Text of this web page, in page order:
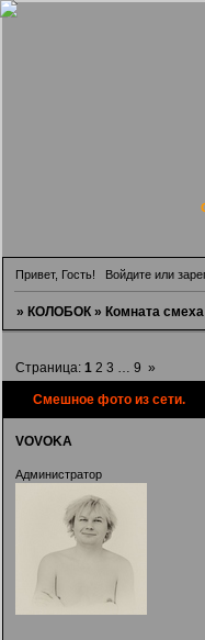
Привет, Гость! Войдитеили
»КОЛОБОК »Комната смеха
Смешное фото из сети.
Страница:1 2 3 … 9 »
VOVOKA
Администратор